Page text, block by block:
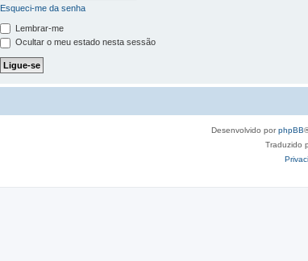
Esqueci-me da senha
Lembrar-me
Ocultar o meu estado nesta sessão
Desenvolvido porphpBB
Traduzido